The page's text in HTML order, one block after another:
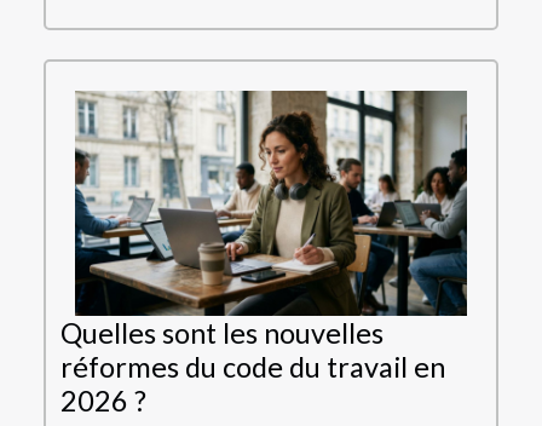
Quelles sont les nouvelles
réformes du code du travail en
2026 ?